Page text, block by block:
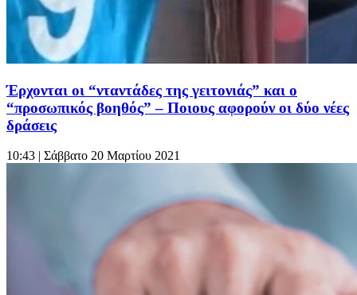
Έρχονται οι “νταντάδες της γειτονιάς” και ο
“προσωπικός βοηθός” – Ποιους αφορούν οι δύο νέες
δράσεις
10:43 | Σάββατο 20 Μαρτίου 2021